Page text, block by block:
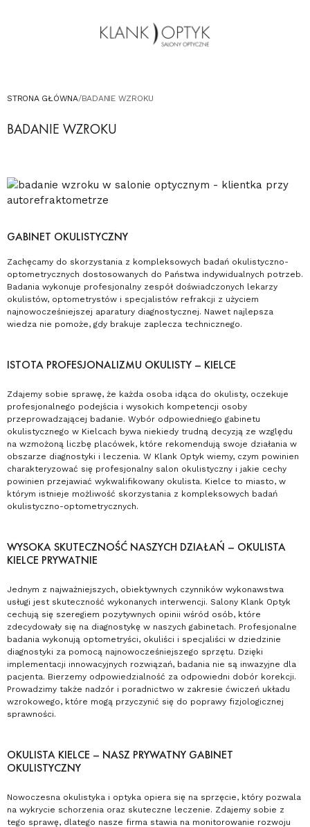
OKULARY DLA DZIECI
KONTAKT
UMÓW WIZYTĘ W SALONIE
STRONA GŁÓWNA/BADANIE WZROKU
BADANIE WZROKU
GABINET OKULISTYCZNY
Zachęcamy do skorzystania z kompleksowych badań okulistyczno-
optometrycznych dostosowanych do Państwa indywidualnych potrzeb.
Badania wykonuje profesjonalny zespół doświadczonych lekarzy
okulistów, optometrystów i specjalistów refrakcji z użyciem
najnowocześniejszej aparatury diagnostycznej. Nawet najlepsza
wiedza nie pomoże, gdy brakuje zaplecza technicznego.
ISTOTA PROFESJONALIZMU OKULISTY – KIELCE
Zdajemy sobie sprawę, że każda osoba idąca do okulisty, oczekuje
profesjonalnego podejścia i wysokich kompetencji osoby
przeprowadzającej badanie. Wybór odpowiedniego gabinetu
okulistycznego w Kielcach bywa niekiedy trudną decyzją ze względu
na wzmożoną liczbę placówek, które rekomendują swoje działania w
obszarze diagnostyki i leczenia. W Klank Optyk wiemy, czym powinien
charakteryzować się profesjonalny salon okulistyczny i jakie cechy
powinien przejawiać wykwalifikowany okulista. Kielce to miasto, w
którym istnieje możliwość skorzystania z kompleksowych badań
okulistyczno-optometrycznych.
WYSOKA SKUTECZNOŚĆ NASZYCH DZIAŁAŃ – OKULISTA
KIELCE PRYWATNIE
Jednym z najważniejszych, obiektywnych czynników wykonawstwa
usługi jest skuteczność wykonanych interwencji. Salony Klank Optyk
cechują się szeregiem pozytywnych opinii wśród osób, które
zdecydowały się na diagnostykę w naszych gabinetach. Profesjonalne
badania wykonują optometryści, okuliści i specjaliści w dziedzinie
diagnostyki za pomocą najnowocześniejszego sprzętu. Dzięki
implementacji innowacyjnych rozwiązań, badania nie są inwazyjne dla
pacjenta. Bierzemy odpowiedzialność za odpowiedni dobór korekcji.
Prowadzimy także nadzór i poradnictwo w zakresie ćwiczeń układu
wzrokowego, które mogą przyczynić się do poprawy fizjologicznej
sprawności.
OKULISTA KIELCE – NASZ PRYWATNY GABINET
OKULISTYCZNY
Nowoczesna okulistyka i optyka opiera się na sprzęcie, który pozwala
na wykrycie schorzenia oraz skuteczne leczenie. Zdajemy sobie z
tego sprawę, dlatego nasze firma stawia na monitorowanie rozwoju